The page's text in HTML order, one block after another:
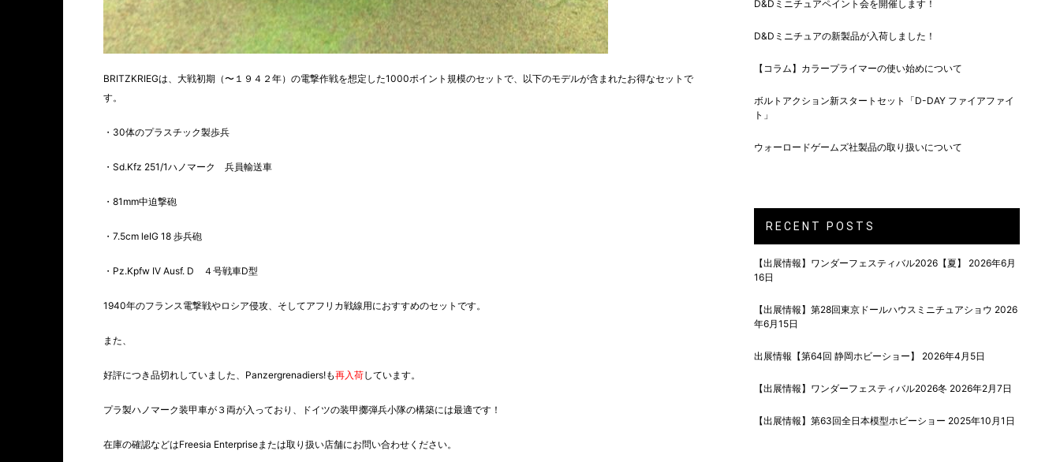
BRITZKRIEGは、大戦初期（〜１９４２年）の電撃作戦を想定した1000ポイント規模のセットで、以下のモデルが含まれたお得なセットで
す。
・30体のプラスチック製歩兵
・Sd.Kfz 251/1ハノマーク 兵員輸送車
・81mm中迫撃砲
・7.5cm leIG 18 歩兵砲
・Pz.Kpfw IV Ausf. D ４号戦車D型
1940年のフランス電撃戦やロシア侵攻、そしてアフリカ戦線用におすすめのセットです。
また、
好評につき品切れしていました、Panzergrenadiers!も再入荷しています。
プラ製ハノマーク装甲車が３両が入っており、ドイツの装甲擲弾兵小隊の構築には最適です！
在庫の確認などはFreesia Enterpriseまたは取り扱い店舗にお問い合わせください。
D&Dミニチュアペイント会を開催します！
D&Dミニチュアの新製品が入荷しました！
【コラム】カラープライマーの使い始めについて
ボルトアクション新スタートセット「D-DAY ファイアファイ
ト」
ウォーロードゲームズ社製品の取り扱いについて
RECENT POSTS
【出展情報】ワンダーフェスティバル2026【夏】
2026年6月
16日
【出展情報】第28回東京ドールハウスミニチュアショウ 2026
年6月15日
出展情報【第64回 静岡ホビーショー】 2026年4月5日
【出展情報】ワンダーフェスティバル2026冬 2026年2月7日
【出展情報】第63回全日本模型ホビーショー 2025年10月1日